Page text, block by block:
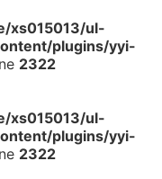
xs015013/ul-
plugins/yyi-
2322
xs015013/ul-
plugins/yyi-
2322